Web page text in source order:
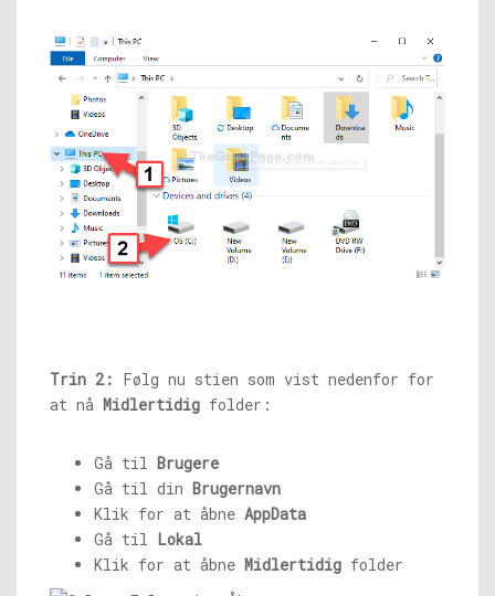
Trin 2: Følg nu stien som vist nedenfor for
at nå Midlertidig folder:
Gå til Brugere
Gå til din Brugernavn
Klik for at åbne AppData
Gå til Lokal
Klik for at åbne Midlertidig folder